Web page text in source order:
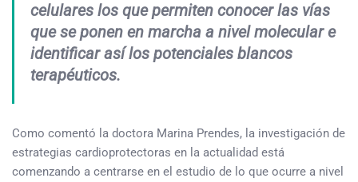
celulares los que permiten conocer las vías
que se ponen en marcha a nivel molecular e
identificar así los potenciales blancos
terapéuticos.
Como comentó la doctora Marina Prendes, la investigación de
estrategias cardioprotectoras en la actualidad está
comenzando a centrarse en el estudio de lo que ocurre a nivel